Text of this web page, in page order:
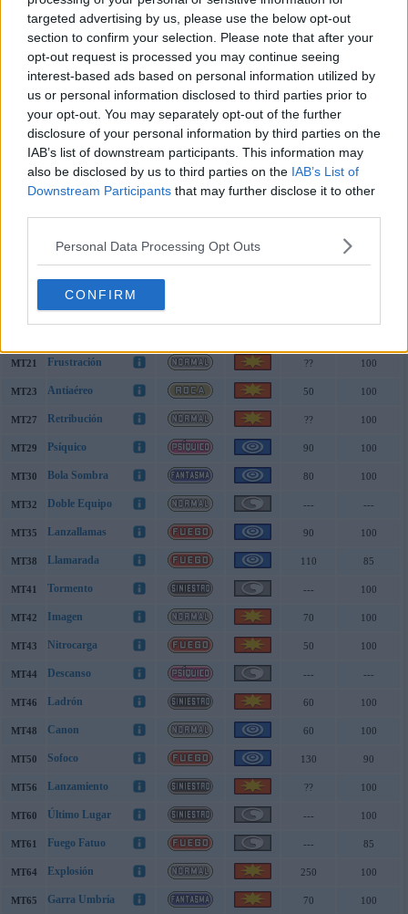
targeted advertising by us, please use the below opt-out
section to confirm your selection. Please note that after your
opt-out request is processed you may continue seeing
interest-based ads based on personal information utilized by
us or personal information disclosed to third parties prior to
your opt-out. You may separately opt-out of the further
disclosure of your personal information by third parties on the
IAB’s list of downstream participants. This information may
also be disclosed by us to third parties on the IAB’s List of
Downstream Participants that may further disclose it to other
Personal Data Processing Opt Outs
CONFIRM
59 Cabeza Sorpresa 150
Movimientos por MT de Blacephalon
MT
Movimiento Tipo Clase Poder Precisión
Psicocarga 80
MT04 Paz Mental --- ---
MT06 Tóxico ---
MT10 Poder Oculto 60 100
MT11 Día Soleado --- ---
Mofa
Hiperrayo
MT21 Frustración ?? 100
MT23 Antiaéreo 50 100
MT27 Retribución ?? 100
MT29 Psíquico 90 100
MT30 Bola Sombra 80 100
MT32 Doble Equipo --- ---
MT35 Lanzallamas 90 100
MT38 Llamarada 110 85
MT41 Tormento --- 100
MT42 Imagen 70 100
MT43 Nitrocarga 50 100
MT44 Descanso --- ---
MT46 Ladrón 60 100
MT48 Canon 60 100
MT50 Sofoco 130 90
MT56 Lanzamiento ?? 100
MT60 Último Lugar --- 100
MT61 Fuego Fatuo --- 85
MT64 Explosión 250 100
MT65 Garra Umbría 70 100